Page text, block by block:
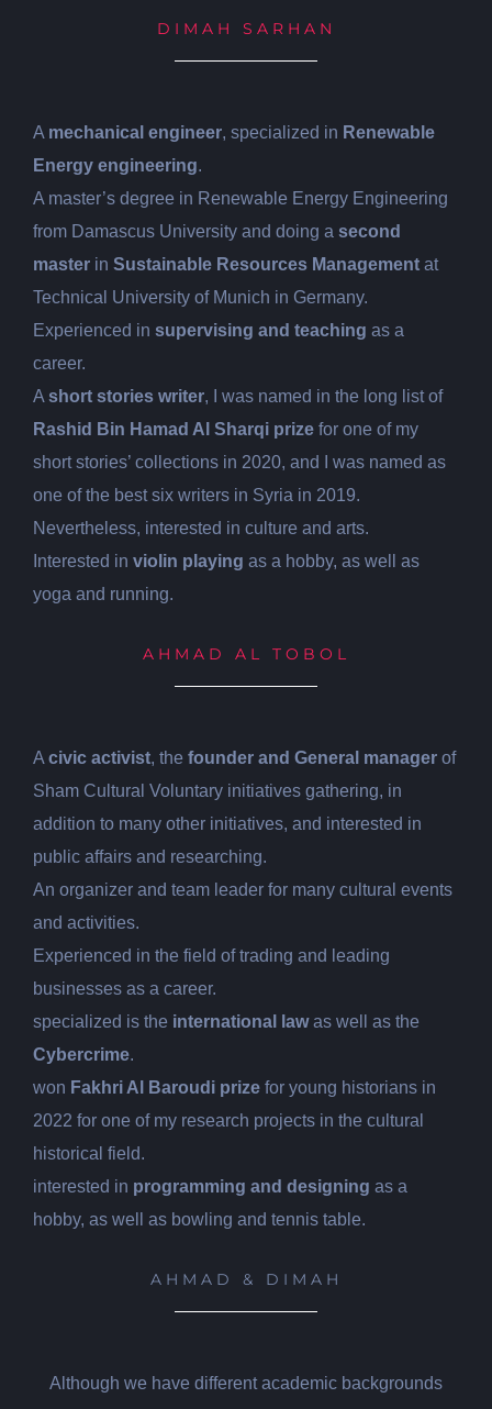
DIMAH SARHAN
A mechanical engineer, specialized in Renewable
Energy engineering.
A master’s degree in Renewable Energy Engineering
from Damascus University and doing a second
master in Sustainable Resources Management at
Technical University of Munich in Germany.
Experienced in supervising and teaching as a
career.
A short stories writer, I was named in the long list of
Rashid Bin Hamad Al Sharqi prizefor one of my
short stories’ collections in 2020, and I was named as
one of the best six writers in Syria in 2019.
Nevertheless, interested in culture and arts.
Interested in violin playing as a hobby, as well as
yoga and running.
AHMAD AL TOBOL
A civic activist, the founder and General managerof
Sham Cultural Voluntary initiatives gathering, in
addition to many other initiatives, and interested in
public affairs and researching.
An organizer and team leader for many cultural events
and activities.
Experienced in the field of trading and leading
businesses as a career.
specialized is the international lawas well as the
Cybercrime.
won Fakhri Al Baroudi prizefor young historians in
2022 for one of my research projects in the cultural
historical field.
interested in programming and designing as a
hobby, as well as bowling and tennis table.
AHMAD & DIMAH
Although we have different academic backgrounds